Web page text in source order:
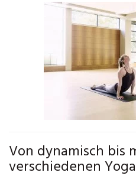
Von dynamisch bis
verschiedenen